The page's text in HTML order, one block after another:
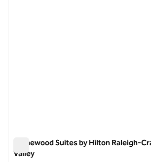
Homewood Suites by Hilton Raleigh-
Valley